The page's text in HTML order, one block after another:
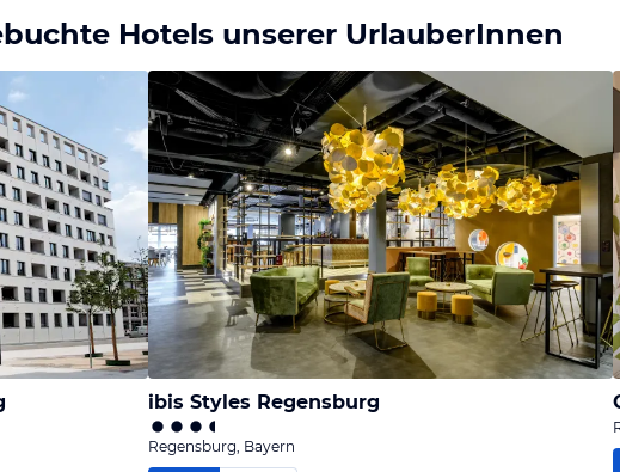
Hotels unserer UrlauberInnen
ibis Styles Regensburg
Regensburg, Bayern